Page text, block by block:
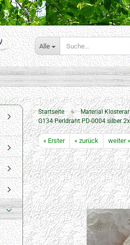
Alle
Startseite » Material
G134 Perldraht PD-0004 silber
« Erster « zurück weiter »